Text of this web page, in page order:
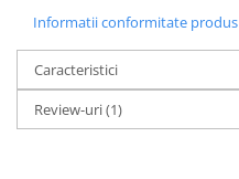
Informatii conformitate produs
Caracteristici
Review-uri(1)